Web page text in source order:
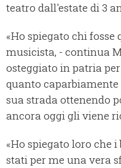
teatro dall'estate di 3
«Ho spiegato chi
musicista, - continua
osteggiato in patria
quanto
sua strada ottenendo
ancora oggi gli viene
«Ho spiegato loro che
stati per me una vera